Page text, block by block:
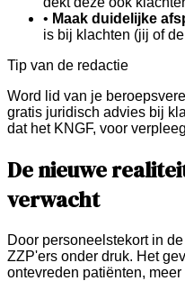
• Maak duidelijke
is bij klachten (jij of
Tip van de redactie
Word lid van je
gratis juridisch advies bij
dat het KNGF, voor
De nieuwe
verwacht
Door personeelstekort in
ZZP'ers onder druk. Het
ontevreden patiënten, meer